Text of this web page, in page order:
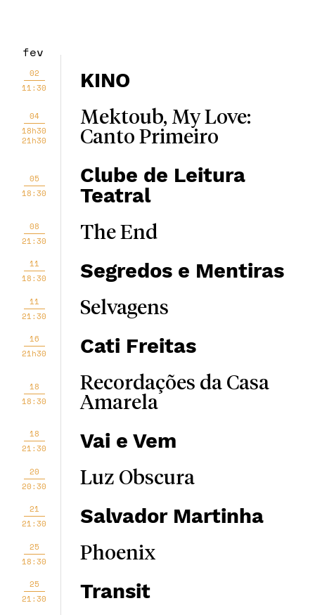
fev
02
11:30
KINO
04
18h30
21h30
Mektoub, My Love:
Canto Primeiro
05
18:30
Clube de Leitura
Teatral
08
21:30
The End
11
18:30
Segredos e Mentiras
11
21:30
Selvagens
16
21h30
Cati Freitas
18
18:30
Recordações da Casa
Amarela
18
21:30
Vai e Vem
20
20:30
Luz Obscura
21
21:30
Salvador Martinha
25
18:30
Phoenix
25
21:30
Transit